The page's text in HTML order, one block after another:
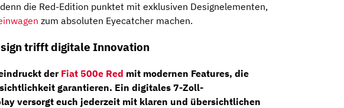
die Red-Edition punktet mit exklusiven Designelementen,
zum absoluten Eyecatcher machen.
trifft digitale Innovation
der Fiat 500e Red mit modernen Features, die
garantieren. Ein digitales 7-Zoll-
versorgt euch jederzeit mit klaren und übersichtlichen